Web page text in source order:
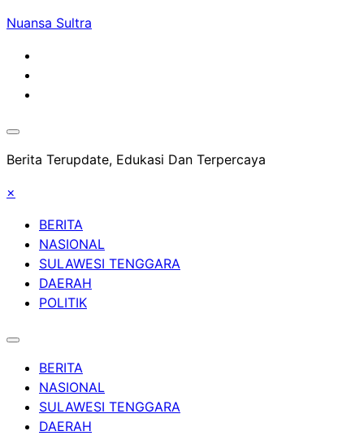
Skip
content
Nuansa Sultra
Berita Terupdate, Edukasi Dan Terpercaya
×
BERITA
NASIONAL
SULAWESI TENGGARA
DAERAH
POLITIK
BERITA
NASIONAL
SULAWESI TENGGARA
DAERAH